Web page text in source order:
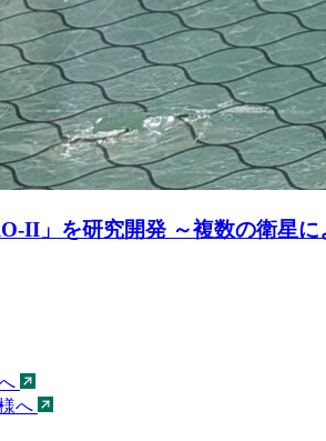
II」を研究開発 ～複数の衛星
へ